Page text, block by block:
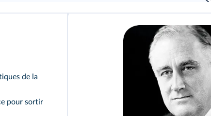
de la
pour sortir